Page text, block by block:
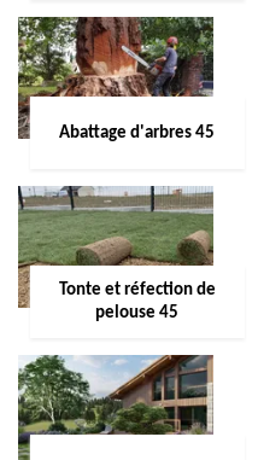
Abattage d'arbres 45
Tonte et réfection de
pelouse 45